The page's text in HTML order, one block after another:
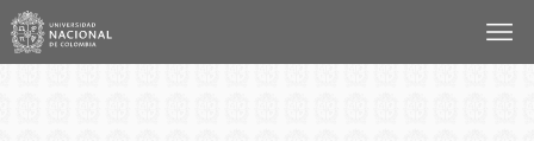
Saltar
contenido